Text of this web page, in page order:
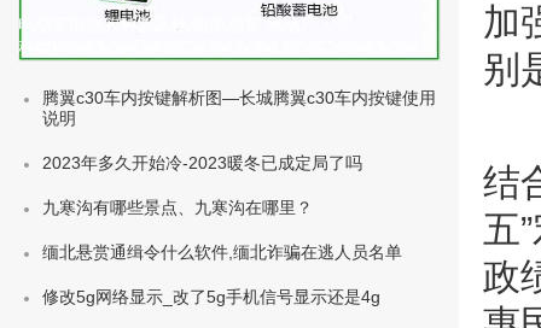
加
别
结
五
政
电动车电池的种类及标准(电动车 电池
种类)
腾翼c30车内按键解析图—长城腾翼c30车内按键使用
说明
2023年多久开始冷-2023暖冬已成定局了吗
九寒沟有哪些景点、九寒沟在哪里？
缅北悬赏通缉令什么软件,缅北诈骗在逃人员名单
修改5g网络显示_改了5g手机信号显示还是4g